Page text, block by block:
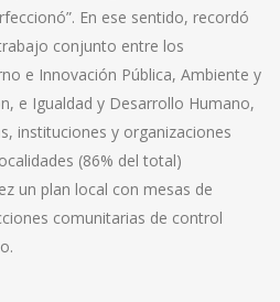
En ese sentido, recordó
conjunto entre los
e Innovación Pública, Ambiente y
e Igualdad y Desarrollo Humano,
instituciones y organizaciones
(86% del total)
un plan local con mesas de
comunitarias de control